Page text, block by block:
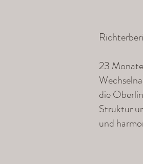
23
die
Struktur
und